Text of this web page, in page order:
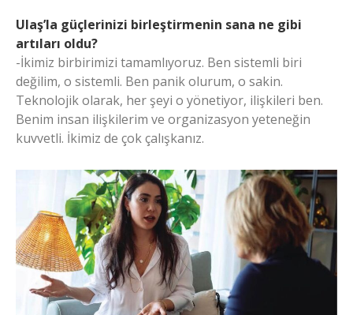
Ulaş’la güçlerinizi birleştirmenin sana ne gibi
artıları oldu?
-İkimiz birbirimizi tamamlıyoruz. Ben sistemli biri
değilim, o sistemli. Ben panik olurum, o sakin.
Teknolojik olarak, her şeyi o yönetiyor, ilişkileri ben.
Benim insan ilişkilerim ve organizasyon yeteneğin
kuvvetli. İkimiz de çok çalışkanız.